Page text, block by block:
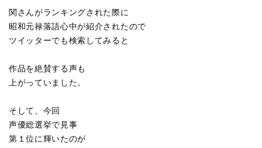
関さんがランキングされた際に
昭和元禄落語心中が紹介されたので
ツイッターでも検索してみると
作品を絶賛する声も
上がっていました。
そして、今回
声優総選挙で見事
第１位に輝いたのが